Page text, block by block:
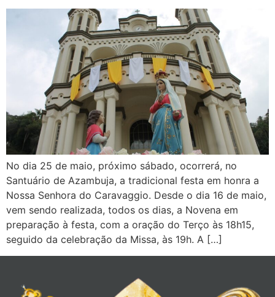
No dia 25 de maio, próximo sábado, ocorrerá, no
Santuário de Azambuja, a tradicional festa em honra a
Nossa Senhora do Caravaggio. Desde o dia 16 de maio,
vem sendo realizada, todos os dias, a Novena em
preparação à festa, com a oração do Terço às 18h15,
seguido da celebração da Missa, às 19h. A […]